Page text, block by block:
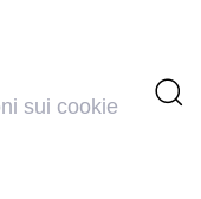
sui cookie